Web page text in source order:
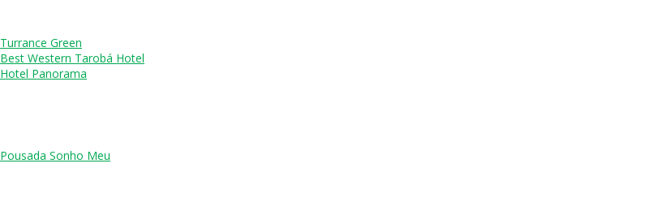
Turrance Green
Best Western Tarobá Hotel
Hotel Panorama
Pousada Sonho Meu